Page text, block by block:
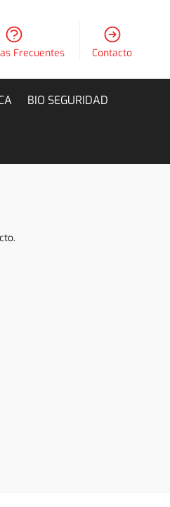
Frecuentes Contacto
BIO SEGURIDAD